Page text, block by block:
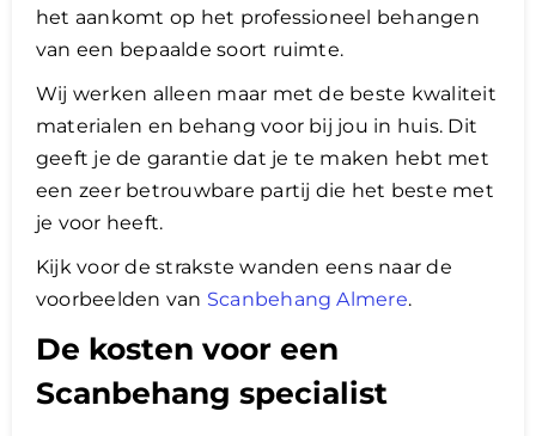
het aankomt op het professioneel behangen
van een bepaalde soort ruimte.
Wij werken alleen maar met de beste kwaliteit
materialen en behang voor bij jou in huis. Dit
geeft je de garantie dat je te maken hebt met
een zeer betrouwbare partij die het beste met
je voor heeft.
Kijk voor de strakste wanden eens naar de
voorbeelden van Scanbehang Almere.
De kosten voor een
Scanbehang specialist